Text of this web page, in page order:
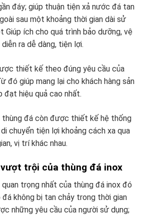
đáy; giúp thuận tiện xả nước đá tan
sau một khoảng thời gian dài sử
Giúp ích cho quá trình bảo dưỡng, vệ
ra dễ dàng, tiện lợi.
thiết kế theo đúng yêu cầu của
đó giúp mang lại cho khách hàng sản
đạt hiệu quả cao nhất.
thùng đá còn được thiết kế hệ thống
di chuyển tiện lợi khoảng cách xa qua
vị trí khác nhau.
trội của thùng đá inox
trọng nhất của thùng đá inox đó
không bị tan chảy trong thời gian
những yêu cầu của người sử dụng;